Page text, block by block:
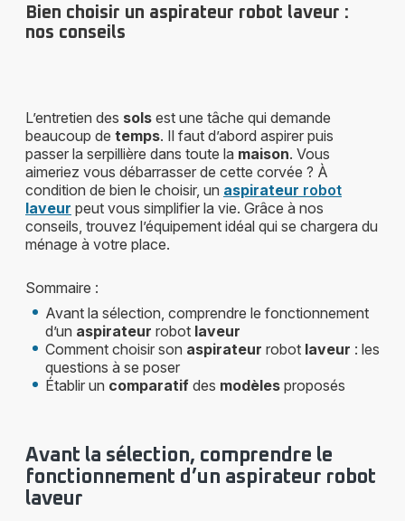
Bien choisir un aspirateur robot laveur :
nos conseils
L’entretien des sols est une tâche qui demande
beaucoup de temps. Il faut d’abord aspirer puis
passer la serpillière dans toute la maison. Vous
aimeriez vous débarrasser de cette corvée ? À
condition de bien le choisir, un aspirateur robot
laveur peut vous simplifier la vie. Grâce à nos
conseils, trouvez l’équipement idéal qui se chargera du
ménage à votre place.
Sommaire :
Avant la sélection, comprendre le fonctionnement
d’un aspirateur robot laveur
Comment choisir son aspirateur robot laveur : les
questions à se poser
Établir un comparatif des modèles proposés
Avant la sélection, comprendre le
fonctionnement d’un aspirateur robot
laveur